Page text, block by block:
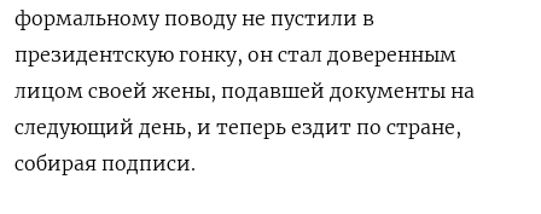
формальному поводу не пустили в
президентскую гонку, он стал доверенным
лицом своей жены, подавшей документы на
следующий день, и теперь ездит по стране,
собирая подписи.